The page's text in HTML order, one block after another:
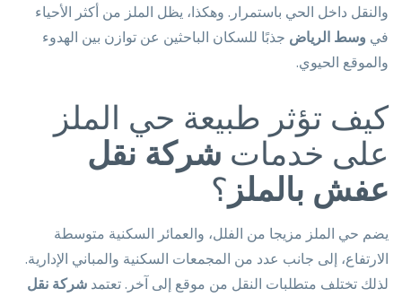
والنقل داخل الحي باستمرار. وهكذا، يظل الملز من أكثر الأحياء
في وسط الرياض جذبًا للسكان الباحثين عن توازن بين الهدوء
والموقع الحيوي.
كيف تؤثر طبيعة حي الملز
على خدمات شركة نقل
عفش بالملز ؟
يضم حي الملز مزيجا من الفلل، والعمائر السكنية متوسطة
الارتفاع، إلى جانب عدد من المجمعات السكنية والمباني الإدارية.
لذلك تختلف متطلبات النقل من موقع إلى آخر. تعتمد شركة نقل